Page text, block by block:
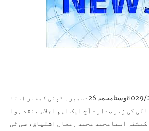
خبرنامہ نمبر8029/2024وستامحمد 26دسمبر۔ ڈپٹی کمشنر استا
کی زیر صدارت آج ایک اہم اجلاس منقد ہوا
کمشنر استامحمد محمد رمضان اشتیاق، سی ٹی